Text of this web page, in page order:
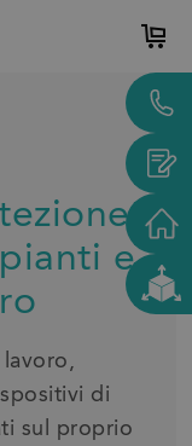
e
lavoro,
di
sul proprio